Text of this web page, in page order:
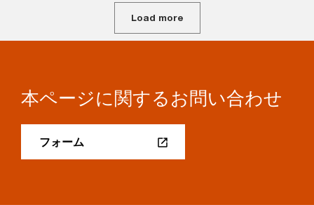
Load more
本ページに関するお問い合わせ
フォーム